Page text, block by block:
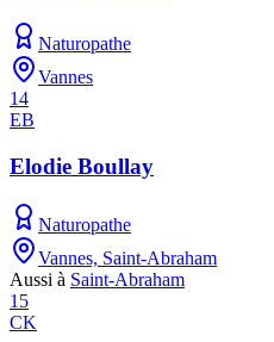
Naturopathe
Vannes
14
EB
Elodie Boullay
Naturopathe
Vannes, Saint-Abraham
Aussi à Saint-Abraham
15
CK